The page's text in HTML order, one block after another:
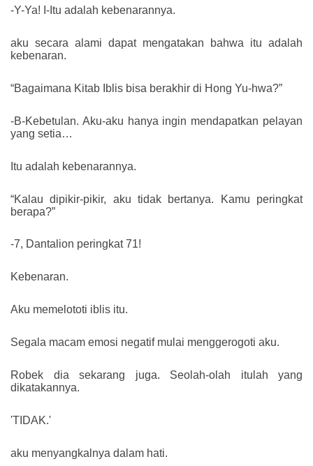
-Y-Ya! I-Itu adalah kebenarannya.
aku secara alami dapat mengatakan bahwa itu adalah
kebenaran.
“Bagaimana Kitab Iblis bisa berakhir di Hong Yu-hwa?”
-B-Kebetulan. Aku-aku hanya ingin mendapatkan pelayan
yang setia…
Itu adalah kebenarannya.
“Kalau dipikir-pikir, aku tidak bertanya. Kamu peringkat
berapa?”
-7, Dantalion peringkat 71!
Kebenaran.
Aku memelototi iblis itu.
Segala macam emosi negatif mulai menggerogoti aku.
Robek dia sekarang juga. Seolah-olah itulah yang
dikatakannya.
'TIDAK.'
aku menyangkalnya dalam hati.